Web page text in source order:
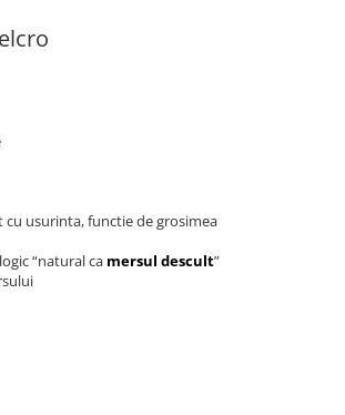
cu usurinta, functie de grosimea
“natural ca mersul descult”